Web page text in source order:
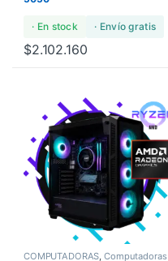
· En stock · Envío gratis
$2.102.160
COMPUTADORAS,Computadoras